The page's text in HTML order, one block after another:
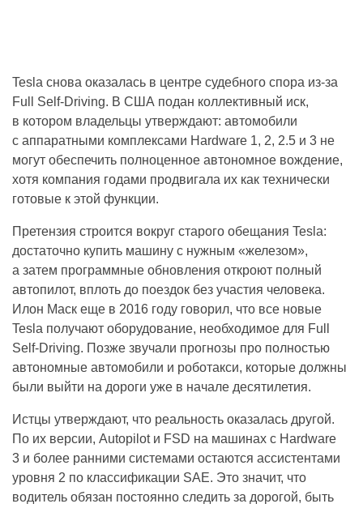
Tesla снова оказалась в центре судебного спора из-за
Full Self-Driving. В США подан коллективный иск,
в котором владельцы утверждают: автомобили
с аппаратными комплексами Hardware 1, 2, 2.5 и 3 не
могут обеспечить полноценное автономное вождение,
хотя компания годами продвигала их как технически
готовые к этой функции.
Претензия строится вокруг старого обещания Tesla:
достаточно купить машину с нужным «железом»,
а затем программные обновления откроют полный
автопилот, вплоть до поездок без участия человека.
Илон Маск еще в 2016 году говорил, что все новые
Tesla получают оборудование, необходимое для Full
Self-Driving. Позже звучали прогнозы про полностью
автономные автомобили и роботакси, которые должны
были выйти на дороги уже в начале десятилетия.
Истцы утверждают, что реальность оказалась другой.
По их версии, Autopilot и FSD на машинах с Hardware
3 и более ранними системами остаются ассистентами
уровня 2 по классификации SAE. Это значит, что
водитель обязан постоянно следить за дорогой, быть